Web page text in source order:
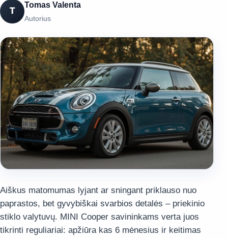
T
Tomas Valenta
Autorius
Aiškus matomumas lyjant ar sningant priklauso nuo
paprastos, bet gyvybiškai svarbios detalės – priekinio
stiklo valytuvų. MINI Cooper savininkams verta juos
tikrinti reguliariai: apžiūra kas 6 mėnesius ir keitimas